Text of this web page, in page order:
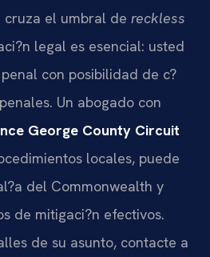
el umbral de reckless
legal es esencial: usted
con posibilidad de c?
Un abogado con
George County Circuit
locales, puede
del Commonwealth y
de mitigaci?n efectivos.
de su asunto, contacte a